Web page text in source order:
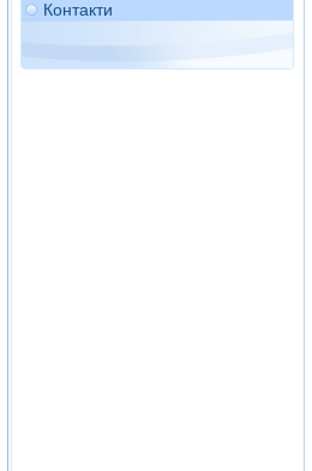
Контакти